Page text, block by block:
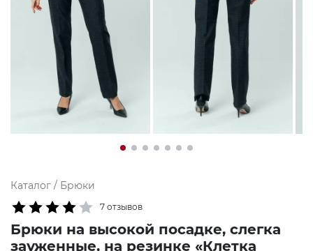
Каталог / Брюки
7 отзывов
Брюки на высокой посадке, слегка
зауженные, на резинке «Клетка